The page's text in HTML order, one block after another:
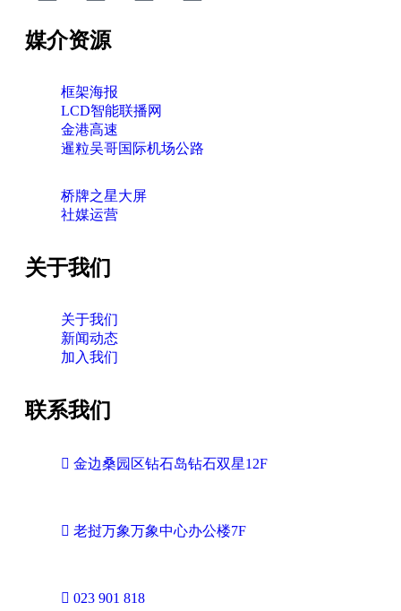
媒介资源
框架海报
LCD智能联播网
金港高速
暹粒吴哥国际机场公路
桥牌之星大屏
社媒运营
关于我们
关于我们
新闻动态
加入我们
联系我们
金边桑园区钻石岛钻石双星12F
老挝万象万象中心办公楼7F
023 901 818